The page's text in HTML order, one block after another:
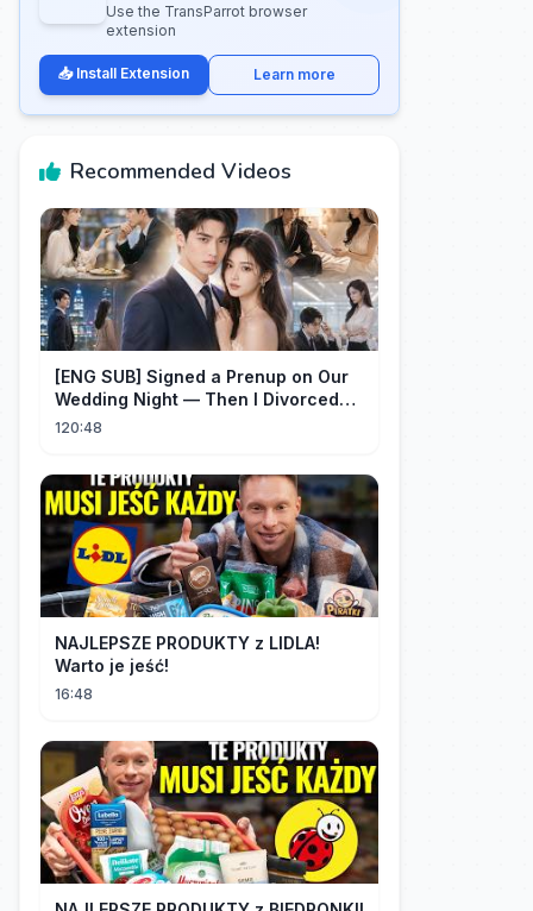
Use the TransParrot browser
extension
📥 Install Extension Learn more
Recommended Videos
[ENG SUB] Signed a Prenup on Our
Wedding Night — Then I Divorced
Him First！#drama
120:48
NAJLEPSZE PRODUKTY z LIDLA!
Warto je jeść!
16:48